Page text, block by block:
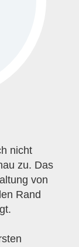
nicht
zu. Das
von
Rand